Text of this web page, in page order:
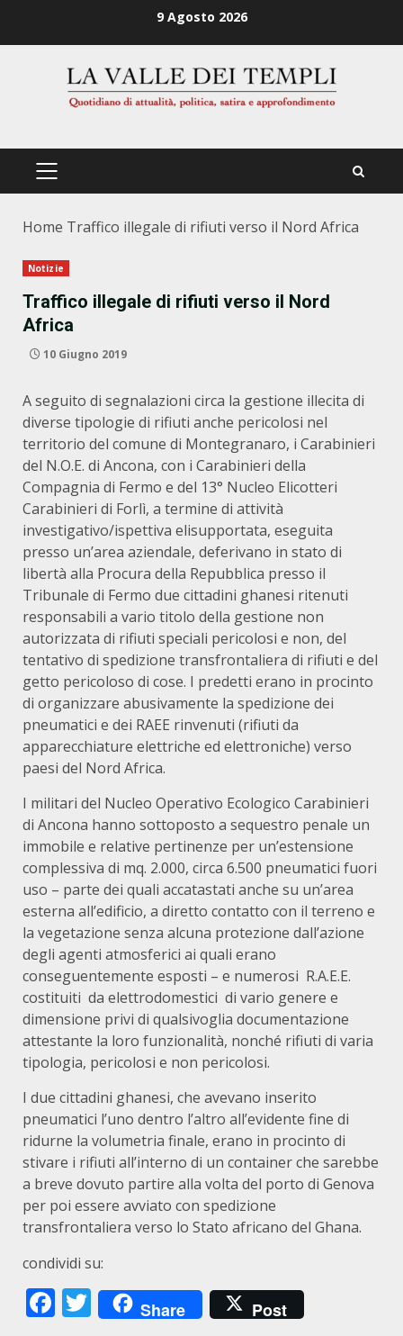
9 Agosto 2026
PRIMÄRES
Home Traffico illegale di rifiuti verso il Nord Africa
Notizie
Traffico illegale di rifiuti verso il Nord
Africa
10 Giugno 2019
A seguito di segnalazioni circa la gestione illecita di
diverse tipologie di rifiuti anche pericolosi nel
territorio del comune di Montegranaro, i Carabinieri
del N.O.E. di Ancona, con i Carabinieri della
Compagnia di Fermo e del 13° Nucleo Elicotteri
Carabinieri di Forlì, a termine di attività
investigativo/ispettiva elisupportata, eseguita
presso un’area aziendale, deferivano in stato di
libertà alla Procura della Repubblica presso il
Tribunale di Fermo due cittadini ghanesi ritenuti
responsabili a vario titolo della gestione non
autorizzata di rifiuti speciali pericolosi e non, del
tentativo di spedizione transfrontaliera di rifiuti e del
getto pericoloso di cose. I predetti erano in procinto
di organizzare abusivamente la spedizione dei
pneumatici e dei RAEE rinvenuti (rifiuti da
apparecchiature elettriche ed elettroniche) verso
paesi del Nord Africa.
I militari del Nucleo Operativo Ecologico Carabinieri
di Ancona hanno sottoposto a sequestro penale un
immobile e relative pertinenze per un’estensione
complessiva di mq. 2.000, circa 6.500 pneumatici fuori
uso – parte dei quali accatastati anche su un’area
esterna all’edificio, a diretto contatto con il terreno e
la vegetazione senza alcuna protezione dall’azione
degli agenti atmosferici ai quali erano
conseguentemente esposti – e numerosi R.A.E.E.
costituiti da elettrodomestici di vario genere e
dimensione privi di qualsivoglia documentazione
attestante la loro funzionalità, nonché rifiuti di varia
tipologia, pericolosi e non pericolosi.
I due cittadini ghanesi, che avevano inserito
pneumatici l’uno dentro l’altro all’evidente fine di
ridurne la volumetria finale, erano in procinto di
stivare i rifiuti all’interno di un container che sarebbe
a breve dovuto partire alla volta del porto di Genova
per poi essere avviato con spedizione
transfrontaliera verso lo Stato africano del Ghana.
condividi su:
Facebook
Twitter
Share Post